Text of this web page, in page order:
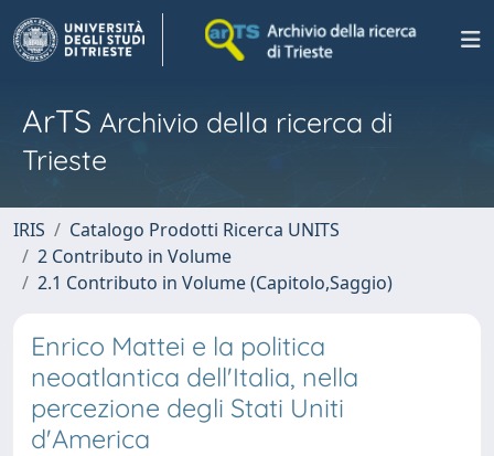
ArTS Archivio della ricerca di
Trieste
IRIS
Catalogo Prodotti Ricerca UNITS
2 Contributo in Volume
2.1 Contributo in Volume (Capitolo,Saggio)
Enrico Mattei e la politica
neoatlantica dell'Italia, nella
percezione degli Stati Uniti
d'America